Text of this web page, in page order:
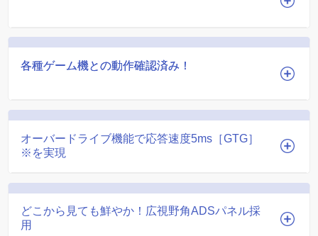
各種ゲーム機との動作確認済み！
各種ゲーム機との動作確認済み！
オーバードライブ機能で応答速度5ms［GTG］
※を実現
どこから見ても鮮やか！広視野角ADSパネル採
用